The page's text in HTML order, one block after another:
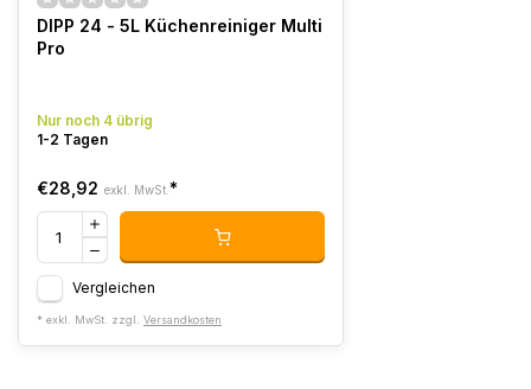
DIPP 24 - 5L Küchenreiniger Multi
Pro
Nur noch 4 übrig
1-2 Tagen
€28,92 exkl. MwSt. *
Vergleichen
* exkl. MwSt. zzgl. Versandkosten